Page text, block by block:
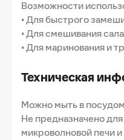
Возможности
• Для быстрого
• Для смешивания
• Для маринования и
Техническая
Можно мыть в
Не предназначено
микроволновой печи